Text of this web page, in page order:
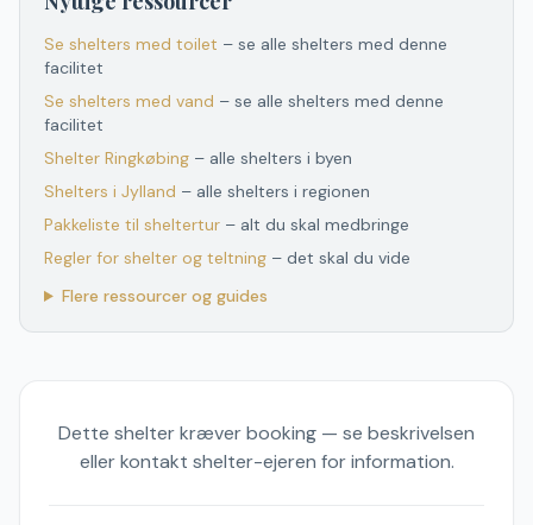
Se shelters med toilet – se alle shelters med denne
facilitet
Se shelters med vand – se alle shelters med denne
facilitet
Shelter Ringkøbing – alle shelters i byen
Shelters i Jylland – alle shelters i regionen
Pakkeliste til sheltertur – alt du skal medbringe
Regler for shelter og teltning – det skal du vide
Flere ressourcer og guides
Dette shelter kræver booking — se beskrivelsen
eller kontakt shelter-ejeren for information.